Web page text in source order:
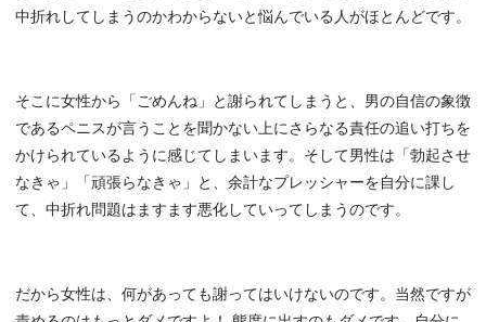
中折れしてしまうのかわからないと悩んでいる人がほとんどです。
そこに女性から「ごめんね」と謝られてしまうと、男の自信の象徴
であるペニスが言うことを聞かない上にさらなる責任の追い打ちを
かけられているように感じてしまいます。そして男性は「勃起させ
なきゃ」「頑張らなきゃ」と、余計なプレッシャーを自分に課し
て、中折れ問題はますます悪化していってしまうのです。
だから女性は、何があっても謝ってはいけないのです。当然ですが